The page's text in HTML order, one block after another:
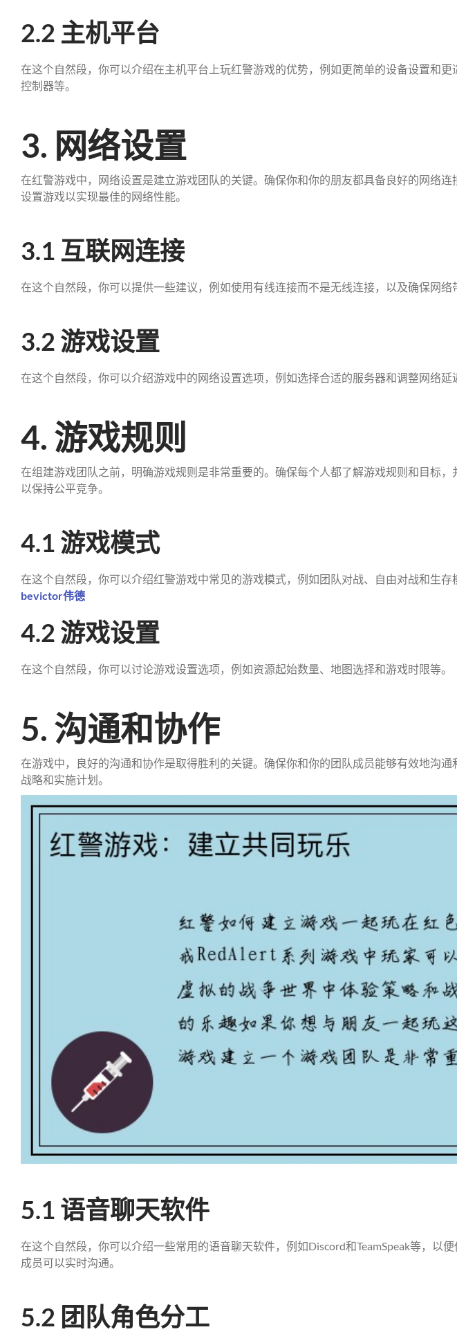
2.2 主机平台
在这个自然段，你可以介绍在主机平台上玩红警游戏的优势，例如更简单的设备设置和更
控制器等。
3. 网络设置
在红警游戏中，网络设置是建立游戏团队的关键。确保你和你的朋友都具备良好的网络连
设置游戏以实现最佳的网络性能。
3.1 互联网连接
在这个自然段，你可以提供一些建议，例如使用有线连接而不是无线连接，以及确保网络
3.2 游戏设置
在这个自然段，你可以介绍游戏中的网络设置选项，例如选择合适的服务器和调整网络延
4. 游戏规则
在组建游戏团队之前，明确游戏规则是非常重要的。确保每个人都了解游戏规则和目标，
以保持公平竞争。
4.1 游戏模式
在这个自然段，你可以介绍红警游戏中常见的游戏模式，例如团队对战、自由对战和生存
bevictor伟德
4.2 游戏设置
在这个自然段，你可以讨论游戏设置选项，例如资源起始数量、地图选择和游戏时限等。
5. 沟通和协作
在游戏中，良好的沟通和协作是取得胜利的关键。确保你和你的团队成员能够有效地沟通
战略和实施计划。
5.1 语音聊天软件
在这个自然段，你可以介绍一些常用的语音聊天软件，例如Discord和TeamSpeak等，以
成员可以实时沟通。
5.2 团队角色分工